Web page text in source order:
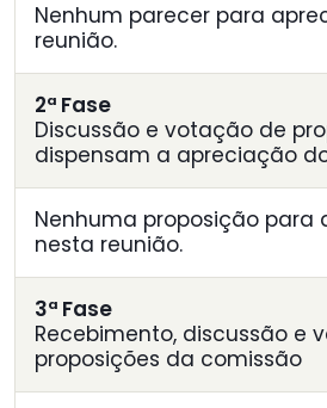
Nenhum parecer para
reunião.
2ª Fase
Discussão e votação de
dispensam a apreciação
Nenhuma proposição para
nesta reunião.
3ª Fase
Recebimento, discussão e
proposições da comissão